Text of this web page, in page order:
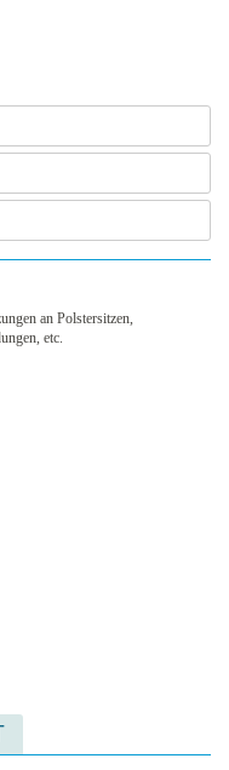
an Polstersitzen,
etc.